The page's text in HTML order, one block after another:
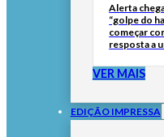
Alerta
“golpe do
começar
resposta a
VER MAIS
EDIÇÃO IMPRESSA